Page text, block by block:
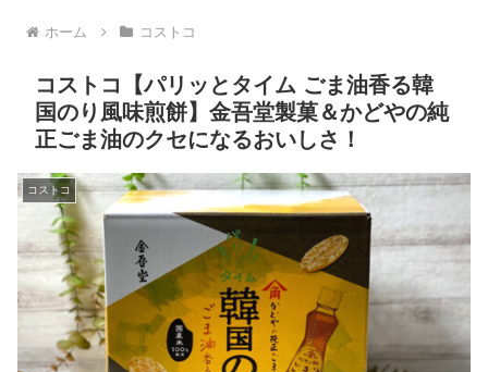
ホーム コストコ
コストコ【パリッとタイム ごま油香る韓
国のり風味煎餅】金吾堂製菓＆かどやの純
正ごま油のクセになるおいしさ！
コストコ